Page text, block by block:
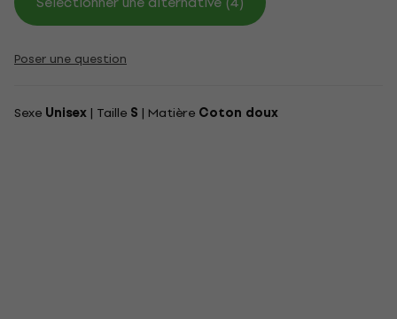
Poser une question
Sexe Unisex | Taille S | Matière Coton doux